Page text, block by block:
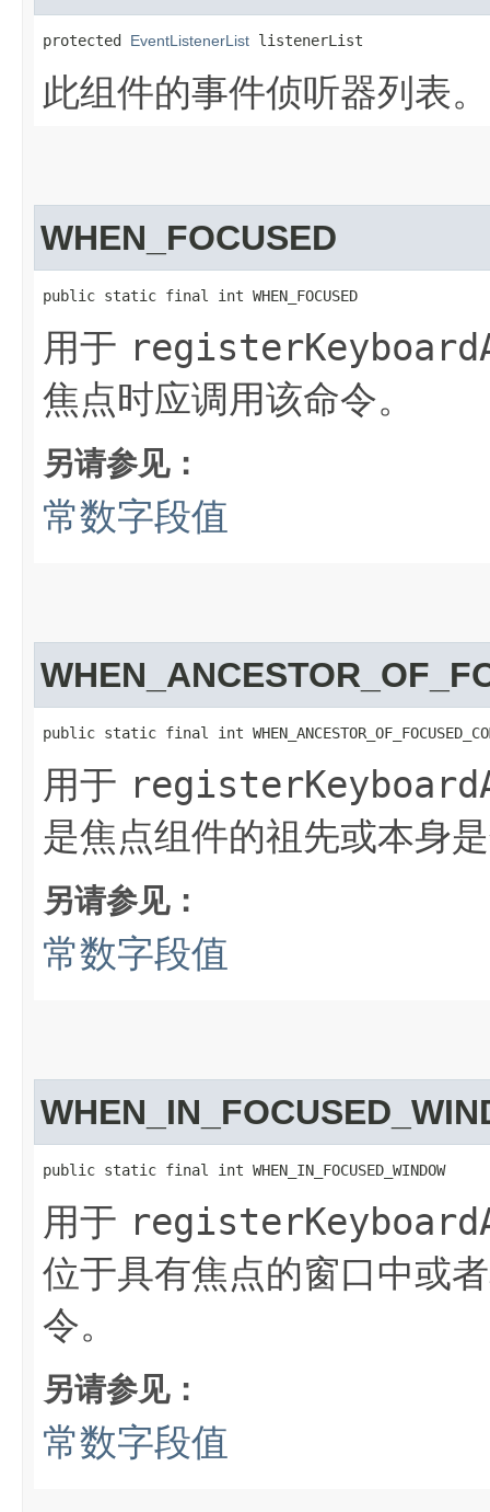
protected EventListenerList listenerList
此组件的事件侦听器列表。
WHEN_FOCUSED
public static final int WHEN_FOCUSED
用于
焦点时应调用该命令。
另请参见：
常数字段值
public static final int
用于
是焦点组件的祖先或本身
另请参见：
常数字段值
public static final int WHEN_IN_FOCUSED_WINDOW
用于
位于具有焦点的窗口中或
令。
另请参见：
常数字段值